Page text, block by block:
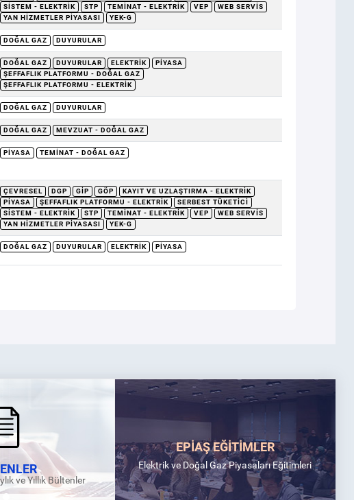
SISTEM - ELEKTRIK
STP TEMINAT - ELEKTRIK VEP
WEB SERVIS
YAN HIZMETLER PIYASASI
YEK-G
DOĞAL GAZ DUYURULAR
DOĞAL GAZ DUYURULAR ELEKTRIK
PIYASA
ŞEFFAFLIK PLATFORMU - DOĞAL GAZ
ŞEFFAFLIK PLATFORMU - ELEKTRIK
DOĞAL GAZ DUYURULAR
DOĞAL GAZ MEVZUAT - DOĞAL GAZ
PIYASA TEMINAT - DOĞAL GAZ
ÇEVRESEL DGP GİP GÖP
KAYIT VE UZLAŞTIRMA - ELEKTRIK
PIYASA
ŞEFFAFLIK PLATFORMU - ELEKTRIK
SERBEST TÜKETICI
SISTEM - ELEKTRIK
STP TEMINAT - ELEKTRIK VEP
WEB SERVIS
YAN HIZMETLER PIYASASI
YEK-G
DOĞAL GAZ DUYURULAR ELEKTRIK PIYASA
ve Yıllık Bültenler
EPİAŞ EĞİTİMLER
Elektrik ve Doğal Gaz Piyasaları Eğitimleri